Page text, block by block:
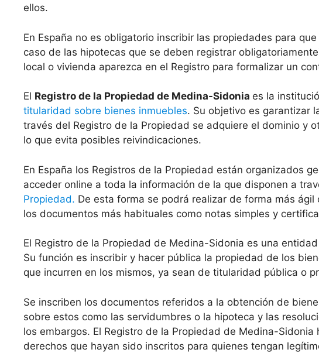
ellos.
En España no es obligatorio inscribir las propiedades para
caso de las hipotecas que se deben registrar
local o vivienda aparezca en el Registro para formalizar un
El Registro de la Propiedad de Medina-Sidonia es la
titularidad sobre bienes inmuebles. Su objetivo es garantizar
través del Registro de la Propiedad se adquiere el dominio y
lo que evita posibles reivindicaciones.
En España los Registros de la Propiedad están organizados
acceder online a toda la información de la que disponen a
Propiedad. De esta forma se podrá realizar de forma más
los documentos más habituales como notas simples y
El Registro de la Propiedad de Medina-Sidonia es una
Su función es inscribir y hacer pública la propiedad de los
que incurren en los mismos, ya sean de titularidad pública o
Se inscriben los documentos referidos a la obtención de
sobre estos como las servidumbres o la hipoteca y las
los embargos. El Registro de la Propiedad de Medina-
derechos que hayan sido inscritos para quienes tengan